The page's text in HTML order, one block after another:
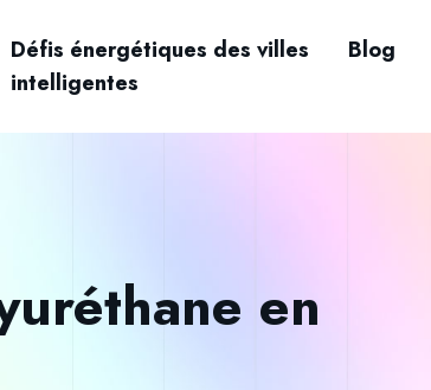
Défis énergétiques des villes
intelligentes
Blog
en